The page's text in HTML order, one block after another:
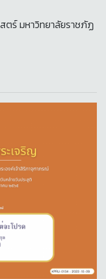
ตร์ มหาวิทยาลัยราชภัฏ